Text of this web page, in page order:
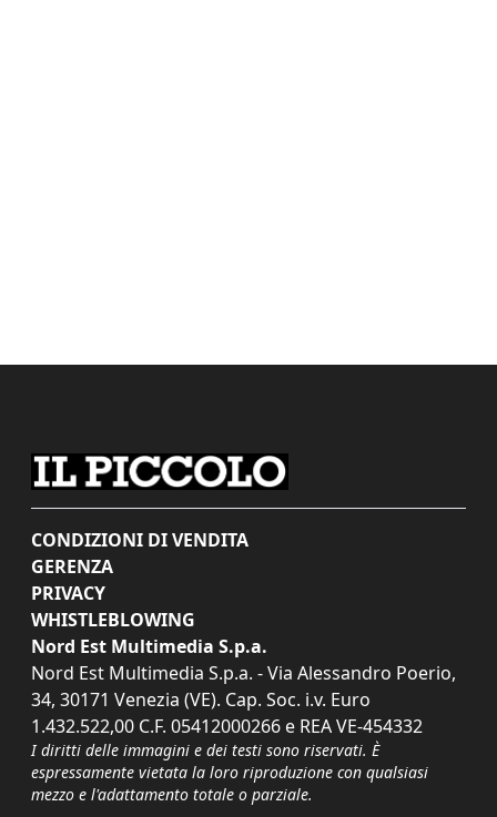
CONDIZIONI DI VENDITA
GERENZA
PRIVACY
WHISTLEBLOWING
Nord Est Multimedia S.p.a.
Nord Est Multimedia S.p.a. - Via Alessandro Poerio,
34, 30171 Venezia (VE). Cap. Soc. i.v. Euro
1.432.522,00 C.F. 05412000266 e REA VE-454332
I diritti delle immagini e dei testi sono riservati. È
espressamente vietata la loro riproduzione con qualsiasi
mezzo e l'adattamento totale o parziale.